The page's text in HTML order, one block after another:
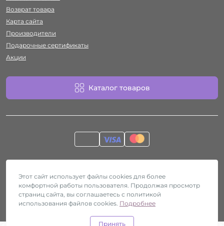
Возврат товара
Карта сайта
Производители
Подарочные сертификаты
Акции
Каталог товаров
Секс-шоп Htyvka © 2026
Этот сайт использует файлы cookies для более
комфортной работы пользователя. Продолжая просмотр
страниц сайта, вы соглашаетесь с политикой
использования файлов cookies. Подробнее
Принять